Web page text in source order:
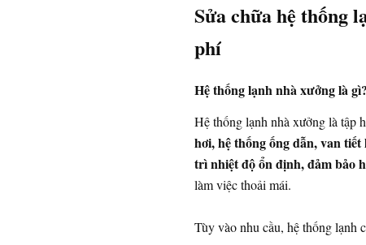
Sửa chữa hệ thống
phí
Hệ thống lạnh nhà xưởng là gì?
Hệ thống lạnh nhà xưởng là tập
hơi, hệ thống ống dẫn, van tiết
trì nhiệt độ ổn định, đảm bảo
làm việc thoải mái.
Tùy vào nhu cầu, hệ thống lạnh